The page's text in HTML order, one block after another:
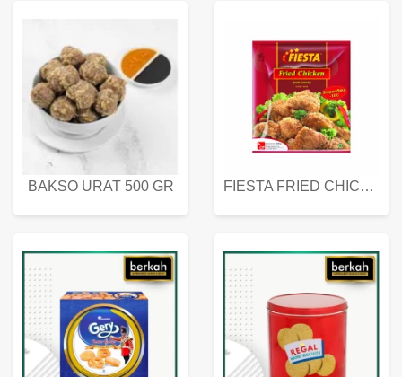
BAKSO URAT 500 GR FIESTA FRIED CHICKEN 500 GR